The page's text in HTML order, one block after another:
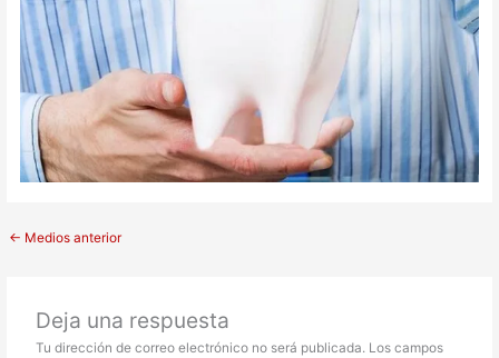
← Medios anterior
Deja una respuesta
Tu dirección de correo electrónico no será publicada. Los campos